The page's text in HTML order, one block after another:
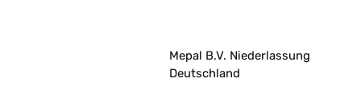
Mepal B.V. Niederlassung
Deutschland